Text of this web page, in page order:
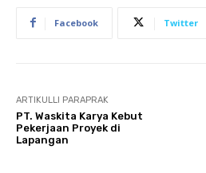
Facebook Twitter
ARTIKULLI PARAPRAK
PT. Waskita Karya Kebut
Pekerjaan Proyek di
Lapangan